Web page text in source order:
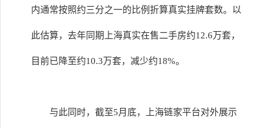
内通常按照约三分之一的比例折算真实挂牌套数。以
此估算，去年同期上海真实在售二手房约12.6万套，
目前已降至约10.3万套，减少约18%。
与此同时，截至5月底，上海链家平台对外展示